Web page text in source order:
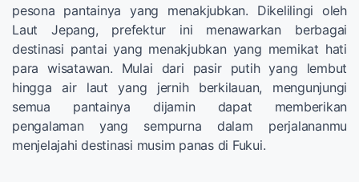
pesona pantainya yang menakjubkan. Dikelilingi oleh
Laut Jepang, prefektur ini menawarkan berbagai
destinasi pantai yang menakjubkan yang memikat hati
para wisatawan. Mulai dari pasir putih yang lembut
hingga air laut yang jernih berkilauan, mengunjungi
semua pantainya dijamin dapat memberikan
pengalaman yang sempurna dalam perjalananmu
menjelajahi destinasi musim panas di Fukui.